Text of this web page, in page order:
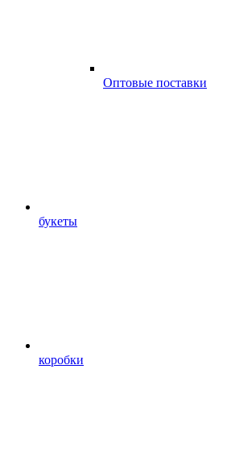
Оптовые поставки
букеты
коробки